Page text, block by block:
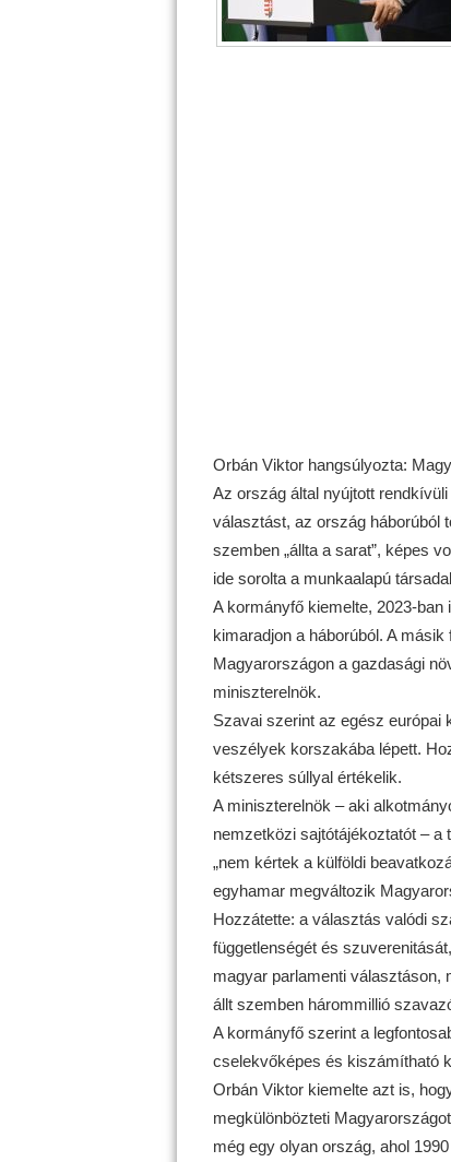
Orbán Viktor hangsúlyozta:
Az ország által nyújtott
választást, az ország háborúból
szemben „állta a sarat”, képes
ide sorolta a munkaalapú
A kormányfő kiemelte, 2023-
kimaradjon a háborúból. A
Magyarországon a gazdasági
miniszterelnök.
Szavai szerint az egész európai
veszélyek korszakába lépett.
kétszeres súllyal értékelik.
A miniszterelnök – aki
nemzetközi sajtótájékoztatót –
„nem kértek a külföldi
egyhamar megváltozik
Hozzátette: a választás valódi
függetlenségét és
magyar parlamenti választáson,
állt szemben hárommillió
A kormányfő szerint a
cselekvőképes és kiszámítható
Orbán Viktor kiemelte azt is,
megkülönbözteti
még egy olyan ország, ahol